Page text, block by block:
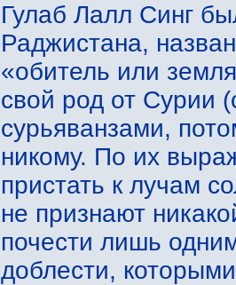
Гулаб Лалл Синг
Раджистана,
«обитель или
свой род от Сурии
сурьяванзами,
никому. По их
пристать к лучам
не признают
почести лишь
доблести,